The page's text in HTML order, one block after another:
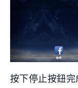
按下停止按鈕完